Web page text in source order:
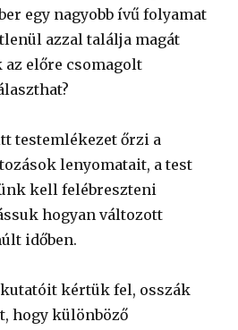
egy nagyobb ívű folyamat
azzal találja magát
az előre csomagolt
testemlékezet őrzi a
lenyomatait, a test
kell felébreszteni
hogyan változott
időben.
kértük fel, osszák
hogy különböző